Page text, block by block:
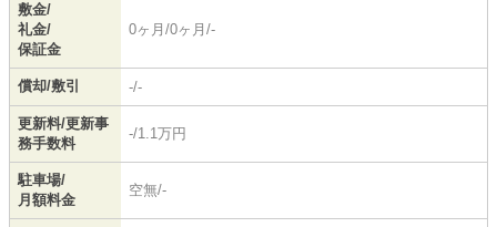
敷金/
礼金/
保証金
0ヶ月/0ヶ月/-
償却/敷引 -/-
更新料/更新事
務手数料
-/1.1万円
駐車場/
月額料金
空無/-